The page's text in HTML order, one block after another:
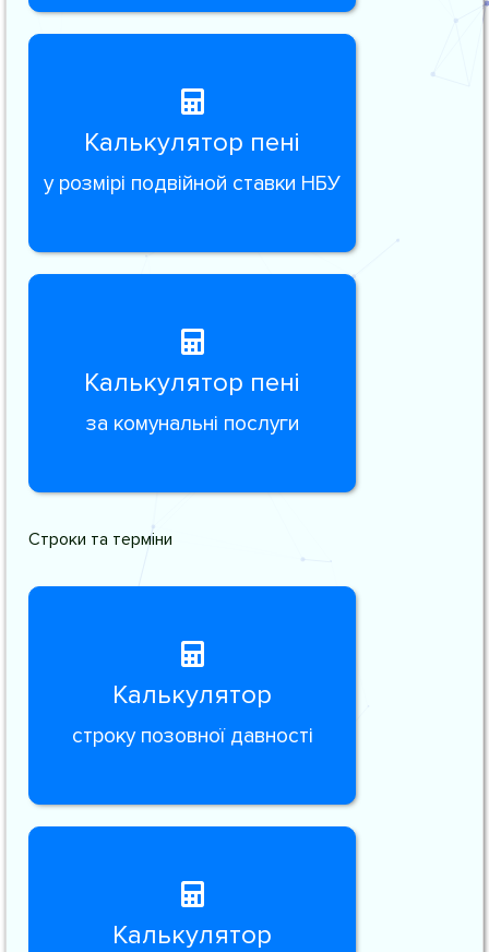
Калькулятор пені
у розмірі подвійной ставки НБУ
Калькулятор пені
за комунальні послуги
Строки та терміни
Калькулятор
строку позовної давності
Калькулятор